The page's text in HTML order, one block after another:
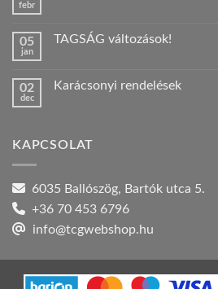
febr
Unity
bejegyzéshez
05
jan
TAGSÁG változások!
TAGSÁG
02
dec
Karácsonyi rendelések
rendelések
KAPCSOLAT
6035 Ballószög, Bartók utca 5.
+36 70 453 6796
info@tcgwebshop.hu